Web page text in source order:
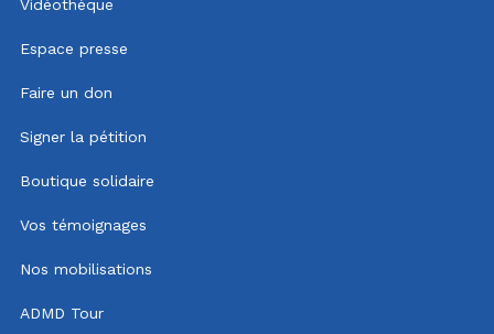
Vidéothèque
Espace presse
Faire un don
Signer la pétition
Boutique solidaire
Vos témoignages
Nos mobilisations
ADMD Tour